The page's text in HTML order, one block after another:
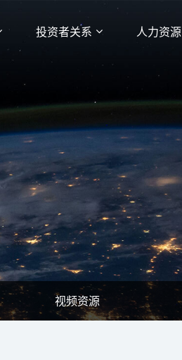
投资者关系 人力资源
视频资源